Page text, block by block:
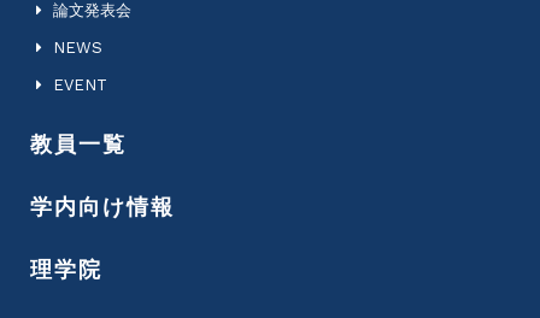
論文発表会
NEWS
EVENT
教員一覧
学内向け情報
理学院